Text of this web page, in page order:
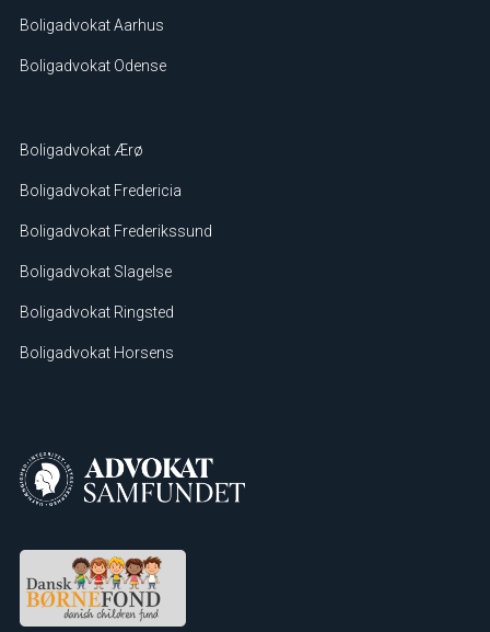
Boligadvokat Aarhus
Boligadvokat Odense
Boligadvokat Ærø
Boligadvokat Fredericia
Boligadvokat Frederikssund
Boligadvokat Slagelse
Boligadvokat Ringsted
Boligadvokat Horsens